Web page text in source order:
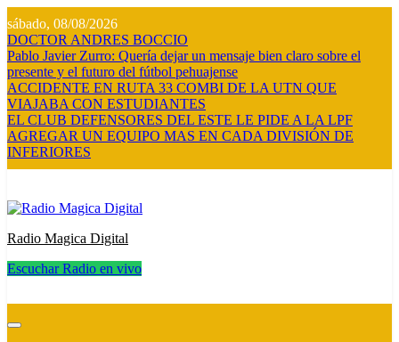
al
contenido
sábado, 08/08/2026
DOCTOR ANDRES BOCCIO
Pablo Javier Zurro: Quería dejar un mensaje bien claro sobre el
presente y el futuro del fútbol pehuajense
ACCIDENTE EN RUTA 33 COMBI DE LA UTN QUE
VIAJABA CON ESTUDIANTES
EL CLUB DEFENSORES DEL ESTE LE PIDE A LA LPF
AGREGAR UN EQUIPO MAS EN CADA DIVISIÓN DE
INFERIORES
Radio Magica Digital
Escuchar Radio en vivo